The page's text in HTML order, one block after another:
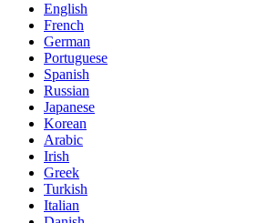
English
French
German
Portuguese
Spanish
Russian
Japanese
Korean
Arabic
Irish
Greek
Turkish
Italian